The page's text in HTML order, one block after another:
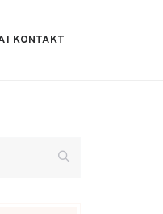
I KONTAKT